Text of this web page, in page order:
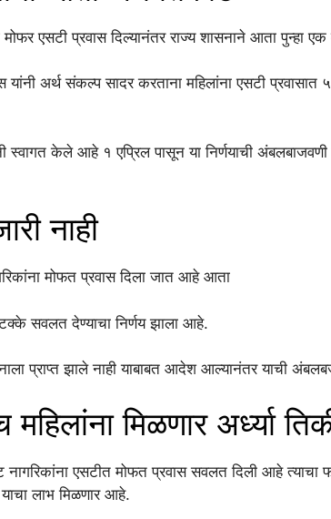
मोफर एसटी प्रवास दिल्यानंतर राज्य शासनाने आता पुन्हा
यांनी अर्थ संकल्प सादर करताना महिलांना एसटी
स्वागत केले आहे १ एप्रिल पासून या निर्णयाची अंबलबाजवणी
नाही
मोफत प्रवास दिला जात आहे आता
सवलत देण्याचा निर्णय झाला आहे.
प्राप्त झाले नाही याबाबत आदेश आल्यानंतर याची
महिलांना मिळणार अर्ध्या
नागरिकांना एसटीत मोफत प्रवास सवलत दिली आहे त्याचा
लाभ मिळणार आहे.